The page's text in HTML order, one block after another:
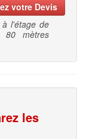
votre Devis
à l'étage de
80 mètres
les